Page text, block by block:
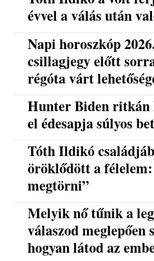
évvel a válás után
Napi horoszkóp
csillagjegy előtt
régóta várt
Hunter Biden
el édesapja súlyos
Tóth Ildikó
öröklődött a
megtörni”
Melyik nő tűnik a
válaszod
hogyan látod az